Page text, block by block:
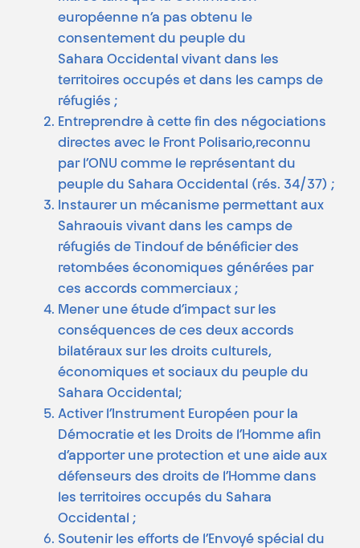
européenne n’a pas obtenu le
consentement du peuple du
Sahara Occidental vivant dans les
territoires occupés et dans les camps de
réfugiés ;
Entreprendre à cette fin des négociations
directes avec le Front Polisario,reconnu
par l’ONU comme le représentant du
peuple du Sahara Occidental (rés. 34/37) ;
Instaurer un mécanisme permettant aux
Sahraouis vivant dans les camps de
réfugiés de Tindouf de bénéficier des
retombées économiques générées par
ces accords commerciaux ;
Mener une étude d’impact sur les
conséquences de ces deux accords
bilatéraux sur les droits culturels,
économiques et sociaux du peuple du
Sahara Occidental;
Activer l’Instrument Européen pour la
Démocratie et les Droits de l’Homme afin
d’apporter une protection et une aide aux
défenseurs des droits de l’Homme dans
les territoires occupés du Sahara
Occidental ;
Soutenir les efforts de l’Envoyé spécial du